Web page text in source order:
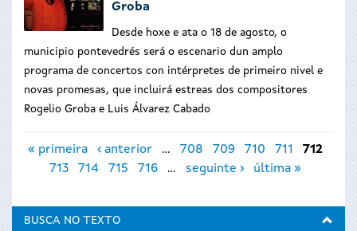
Groba
Desde hoxe e ata o 18 de agosto, o
municipio pontevedrés será o escenario dun amplo
programa de concertos con intérpretes de primeiro nivel e
novas promesas, que incluirá estreas dos compositores
Rogelio Groba e Luis Álvarez Cabado
Páxinas
« primeira ‹ anterior … 708 709 710 711
712
713
714 715 716 … seguinte › última »
BUSCA NO TEXTO